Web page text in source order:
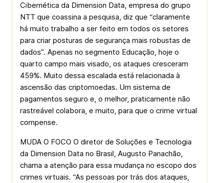
Cibernética da Dimension Data, empresa do grupo
NTT que coassina a pesquisa, diz que “claramente
há muito trabalho a ser feito em todos os setores
para criar posturas de segurança mais robustas de
dados”. Apenas no segmento Educação, hoje o
quarto campo mais visado, os ataques cresceram
459%. Muito dessa escalada está relacionada à
ascensão das criptomoedas. Um sistema de
pagamentos seguro e, o melhor, praticamente não
rastreável colabora, e muito, para que o crime virtual
compense.
MUDA O FOCO O diretor de Soluções e Tecnologia
da Dimension Data no Brasil, Augusto Panachão,
chama a atenção para essa mudança no escopo dos
crimes virtuais. “As pessoas por trás dos ataques,